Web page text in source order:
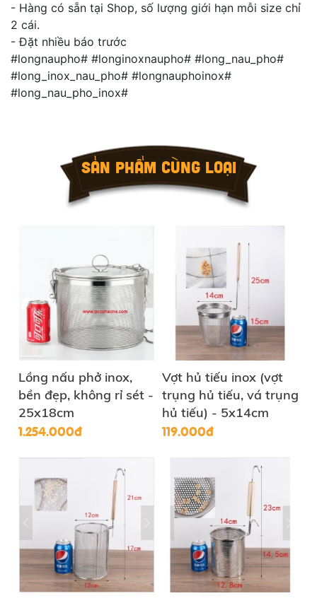
- Hàng có sẵn tại Shop, số lượng giới hạn mỗi size chỉ
2 cái.
- Đặt nhiều báo trước
#longnaupho# #longinoxnaupho# #long_nau_pho#
#long_inox_nau_pho# #longnauphoinox#
#long_nau_pho_inox#
SẢN PHẨM CÙNG LOẠI
Lồng nấu phở inox,
bền đẹp, không rỉ sét -
25x18cm
1.254.000đ
Vợt hủ tiếu inox (vợt
trụng hủ tiếu, vá trụng
hủ tiếu) - 5x14cm
119.000đ